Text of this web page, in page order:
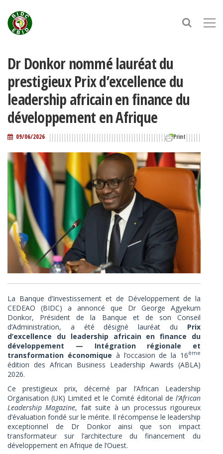
Dr Donkor nommé lauréat du
prestigieux Prix d’excellence du
leadership africain en finance du
développement en Afrique
09/06/2026 Print
La Banque d’Investissement et de Développement de la
CEDEAO (BIDC) a annoncé que Dr George Agyekum
Donkor, Président de la Banque et de son Conseil
d’Administration, a été désigné lauréat du Prix
d’excellence du leadership africain en finance du
développement — Intégration régionale et
transformation économique à l’occasion de la 16ème
édition des African Business Leadership Awards (ABLA)
2026.
Ce prestigieux prix, décerné par l’African Leadership
Organisation (UK) Limited et le Comité éditorial de l’African
Leadership Magazine, fait suite à un processus rigoureux
d’évaluation fondé sur le mérite. Il récompense le leadership
exceptionnel de Dr Donkor ainsi que son impact
transformateur sur l’architecture du financement du
développement en Afrique de l’Ouest.